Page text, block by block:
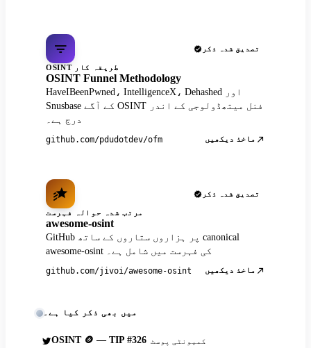
تصدیق شدہ ذکر
OSINT طریقہ کار
OSINT Funnel Methodology
HaveIBeenPwned، IntelligenceX، Dehashed اور
Snusbase کے آگے OSINT فنل میتھڈولوجی کے اندر
درج ہے۔
github.com/pdudotdev/ofm ماخذ دیکھیں
تصدیق شدہ ذکر
مرتب شدہ حوالہ فہرست
awesome-osint
GitHub پر ہزاروں ستاروں کے ساتھ canonical
awesome-osint کی فہرست میں شامل ہے۔
github.com/jivoi/awesome-osint ماخذ دیکھیں
میں بھی ذکر کیا ہے۔
OSINT 🪙 — TIP #326 کمیونٹی پوسٹ